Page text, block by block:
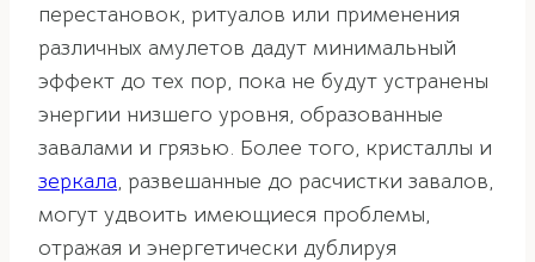
перестановок, ритуалов или применения
различных амулетов дадут минимальный
эффект до тех пор, пока не будут устранены
энергии низшего уровня, образованные
завалами и грязью. Более того, кристаллы и
зеркала, развешанные до расчистки завалов,
могут удвоить имеющиеся проблемы,
отражая и энергетически дублируя